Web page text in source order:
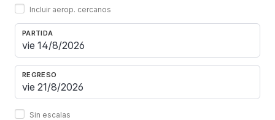
Incluir aerop. cercanos
PARTIDA
REGRESO
Sin escalas